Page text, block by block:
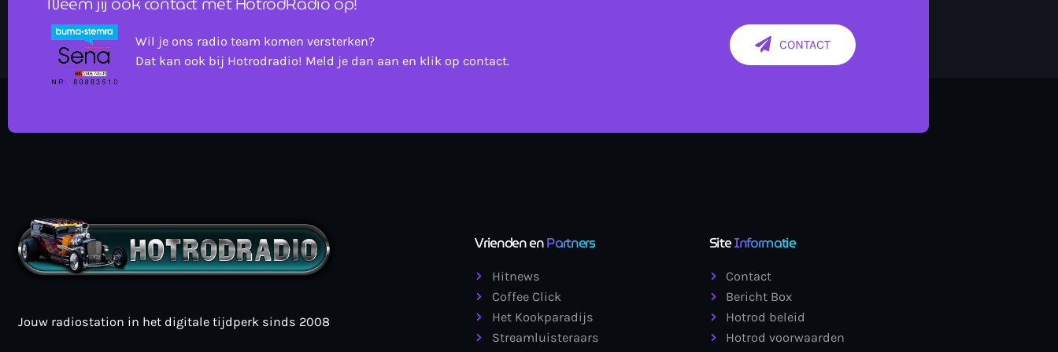
Wil je ons radio team komen versterken?
Dat kan ook bij Hotrodradio! Meld je dan aan en klik op contact.
CONTACT
Jouw radiostation in het digitale tijdperk sinds 2008
Vrienden enPartners
Hitnews
Coffee Click
Het Kookparadijs
Streamluisteraars
SiteInformatie
Contact
Bericht Box
Hotrod beleid
Hotrod voorwaarden